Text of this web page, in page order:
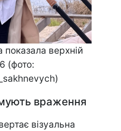
верхній
(фото:
враження
візуальна